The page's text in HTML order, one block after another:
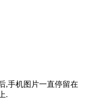
,手机图片一直停留在
.